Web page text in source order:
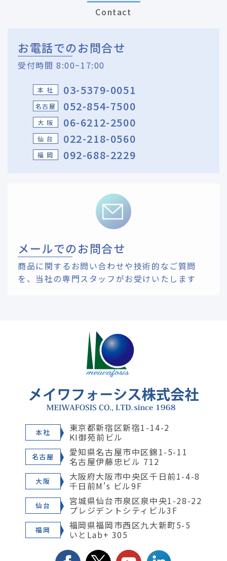
Contact
お電話でのお問合せ
受付時間 8:00~17:00
本 社 03-5379-0051
名古屋 052-854-7500
大 阪 06-6212-2500
仙 台 022-218-0560
福 岡 092-688-2229
メールでのお問合せ
商品に関するお問い合わせや技術的なご質問
を、 当社の専門スタッフがお受けいたします
本社 東京都新宿区新宿1-14-2
KI御苑前ビル
名古屋 愛知県名古屋市中区錦1-5-11
名古屋伊藤忠ビル 712
大阪 大阪府大阪市中央区千日前1-4-8
千日前M's ビル9F
仙台 宮城県仙台市泉区泉中央1-28-22
プレジデントシティビル3F
福岡 福岡県福岡市西区九大新町5-5
いとLab+ 305